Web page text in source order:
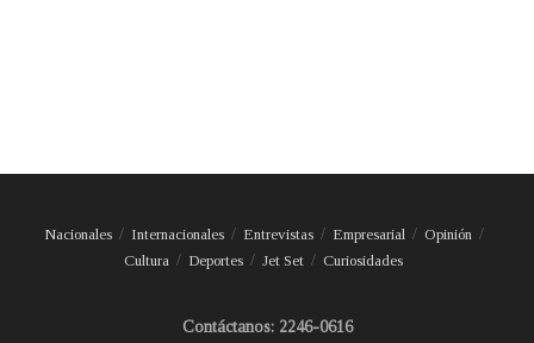
Nacionales Internacionales Entrevistas Empresarial
Opinión
Cultura
Deportes Jet Set Curiosidades
Contáctanos: 2246-0616